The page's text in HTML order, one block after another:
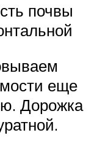
почвы
еще
Дорожка